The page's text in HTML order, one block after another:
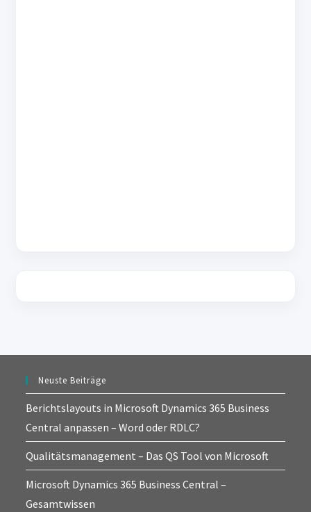
Neuste Beiträge
Berichtslayouts in Microsoft Dynamics 365 Business
Central anpassen – Word oder RDLC?
Qualitätsmanagement – Das QS Tool von Microsoft
Microsoft Dynamics 365 Business Central –
Gesamtwissen